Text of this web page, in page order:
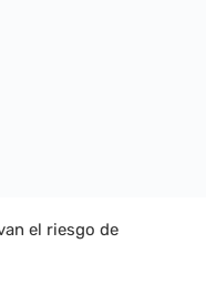
el riesgo de